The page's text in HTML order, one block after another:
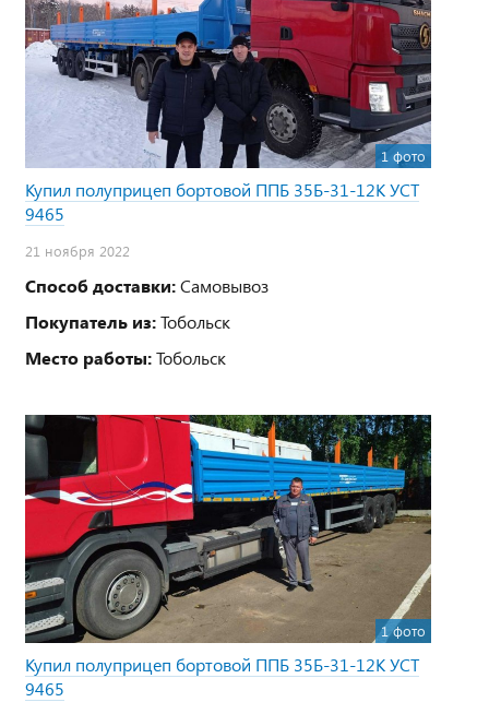
1 фото
Купил полуприцеп бортовой ППБ 35Б-31-12К УСТ
9465
21 ноября 2022
Способ доставки:Самовывоз
Покупатель из:Тобольск
Место работы:Тобольск
1 фото
Купил полуприцеп бортовой ППБ 35Б-31-12К УСТ
9465